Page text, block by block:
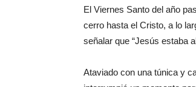
El Viernes Santo del año
cerro hasta el Cristo, a lo
señalar que “Jesús estaba
Ataviado con una túnica y